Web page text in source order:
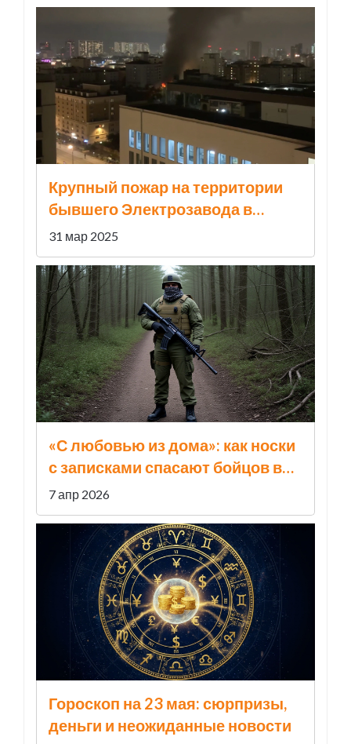
Крупный пожар на территории
бывшего Электрозавода в
Москве: спасено множество
человек
31 мар 2025
«С любовью из дома»: как носки
с записками спасают бойцов в
СВО
7 апр 2026
Гороскоп на 23 мая: сюрпризы,
деньги и неожиданные новости